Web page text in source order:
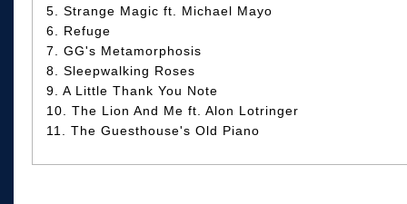
5. Strange Magic ft. Michael Mayo
6. Refuge
7. GG's Metamorphosis
8. Sleepwalking Roses
9. A Little Thank You Note
10. The Lion And Me ft. Alon Lotringer
11. The Guesthouse's Old Piano